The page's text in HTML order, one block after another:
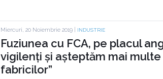
Miercuri, 20 Noiembrie 2019 | INDUSTRIE
Fuziunea cu FCA, pe placul
vigilenți și așteptăm mai
fabricilor”